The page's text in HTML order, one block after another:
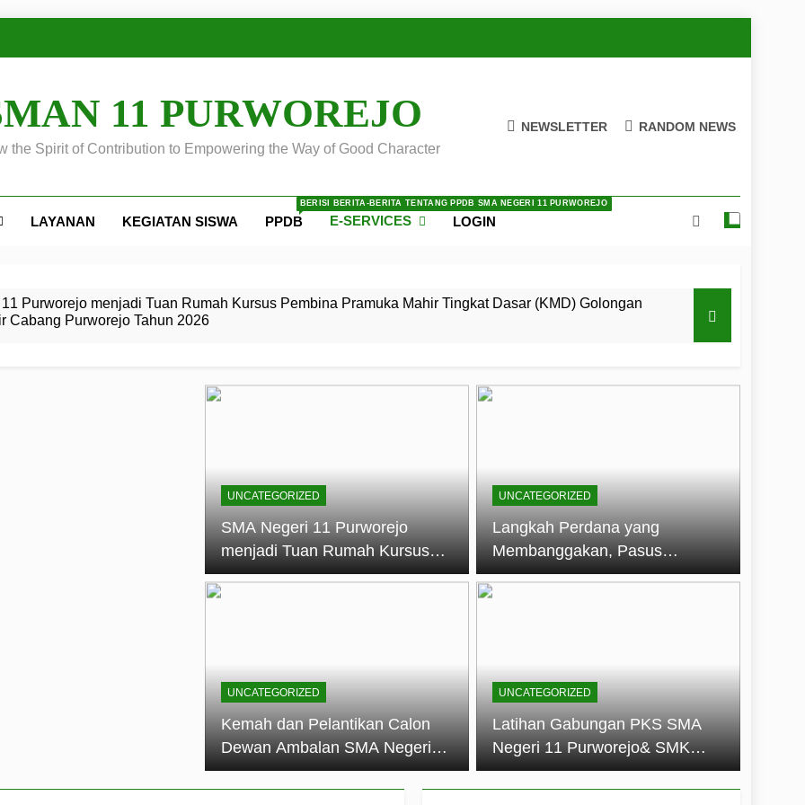
11 PURWOREJO
the Spirit of Contribution to Empowering the Way of Good Character
NEWSLETTER RANDOM NEWS
LAYANAN KEGIATAN SISWA PPDB
BERISI BERITA-BERITA TENTANG PPDB SMA NEGERI 11 PURWOREJO
E-SERVICES LOGIN
Purworejo menjadi Tuan Rumah Kursus Pembina Pramuka Mahir Tingkat Dasar (KMD) Golongan
Cabang Purworejo Tahun 2026
Calon Dewan Ambalan SMA Negeri 11 Purworejo: Membentuk Jiwa Kepemimpinan, Disiplin,
11 Purworejo Sukses Gelar LPBB Jatayudha Open 2 Tahun 2026
Tingkat
Gugus Depan
di LKBB
oleh Pasukan Khusus
11
Negeri 11 Purworejo
menjadi lokasi pelaksanaan
UNCATEGORIZED
SMA Negeri 11 Purworejo
menjadi Tuan Rumah Kursus
Pembina Pramuka Mahir
UNCATEGORIZED
Langkah Perdana yang
Membanggakan, Pasus
Jatayudha Ukir Prestasi di
UNCATEGORIZED
Kemah dan Pelantikan Calon
Dewan Ambalan SMA Negeri
11 Purworejo: Membentuk Jiwa
Kepemimpinan, Disiplin, dan
UNCATEGORIZED
Latihan Gabungan PKS SMA
Negeri 11 Purworejo& SMK
Negeri 6 Purworejo:
Membangun Disiplin,